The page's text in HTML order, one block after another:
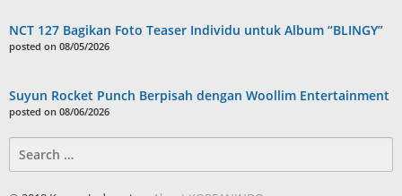
NCT 127 Bagikan Foto Teaser Individu untuk Album “BLINGY”
posted on 08/05/2026
Suyun Rocket Punch Berpisah dengan Woollim Entertainment
posted on 08/06/2026
for: